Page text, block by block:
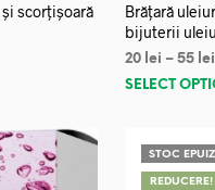
scorțișoară
Brățară
bijuterii
20 lei – 55 lei
SELECT
STOC
REDUCERE!